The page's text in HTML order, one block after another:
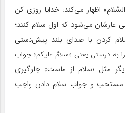
اظهار می‌کند: خدایا روزی کن
عارشان می‌شود که اول سلام کنند؛
کردن با صدای بلند پیش‌دستی
به درستی یعنی «سلامٌ علیکم» جواب
مثل «سلام از ماست» جلوگیری
مستحب و جواب سلام دادن واجب